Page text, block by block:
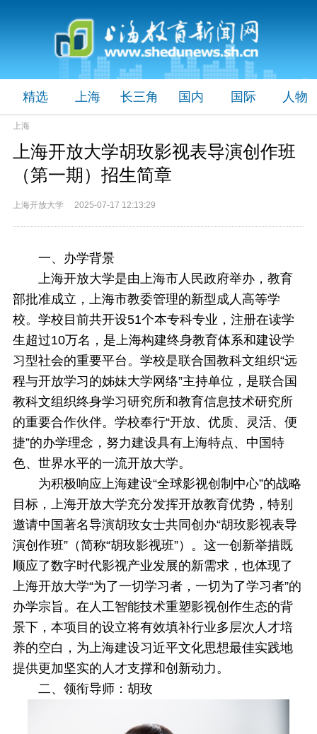
精选 上海 长三角 国内 国际 人物
上海
上海开放大学胡玫影视表导演创作班
（第一期）招生简章
上海开放大学 2025-07-17 12:13:29
一、办学背景
上海开放大学是由上海市人民政府举办，教育
部批准成立，上海市教委管理的新型成人高等学
校。学校目前共开设51个本专科专业，注册在读学
生超过10万名，是上海构建终身教育体系和建设学
习型社会的重要平台。学校是联合国教科文组织“远
程与开放学习的姊妹大学网络”主持单位，是联合国
教科文组织终身学习研究所和教育信息技术研究所
的重要合作伙伴。学校奉行“开放、优质、灵活、便
捷”的办学理念，努力建设具有上海特点、中国特
色、世界水平的一流开放大学。
为积极响应上海建设“全球影视创制中心”的战略
目标，上海开放大学充分发挥开放教育优势，特别
邀请中国著名导演胡玫女士共同创办“胡玫影视表导
演创作班”（简称“胡玫影视班”）。这一创新举措既
顺应了数字时代影视产业发展的新需求，也体现了
上海开放大学“为了一切学习者，一切为了学习者”的
办学宗旨。在人工智能技术重塑影视创作生态的背
景下，本项目的设立将有效填补行业多层次人才培
养的空白，为上海建设习近平文化思想最佳实践地
提供更加坚实的人才支撑和创新动力。
二、 领衔导师：胡玫